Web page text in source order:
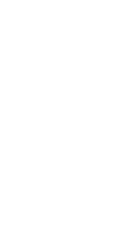
unterwegs, folgt